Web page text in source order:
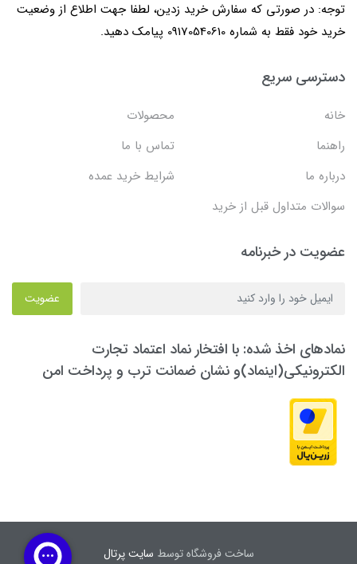
توجه: در صورتی که سفارش خرید زدین، لطفا جهت اطلاع از وضعیت
خرید خود فقط به شماره 09170540610 پیامک دهید.
دسترسی سریع
خانه
محصولات
راهنما
تماس با ما
درباره ما
شرایط خرید عمده
سوالات متداول قبل از خرید
عضویت در خبرنامه
عضویت
نمادهای اخذ شده: با افتخار نماد اعتماد تجارت
الکترونیکی(اینماد)و نشان ضمانت ترب و پرداخت امن
ساخت فروشگاه توسط سایت پرتال